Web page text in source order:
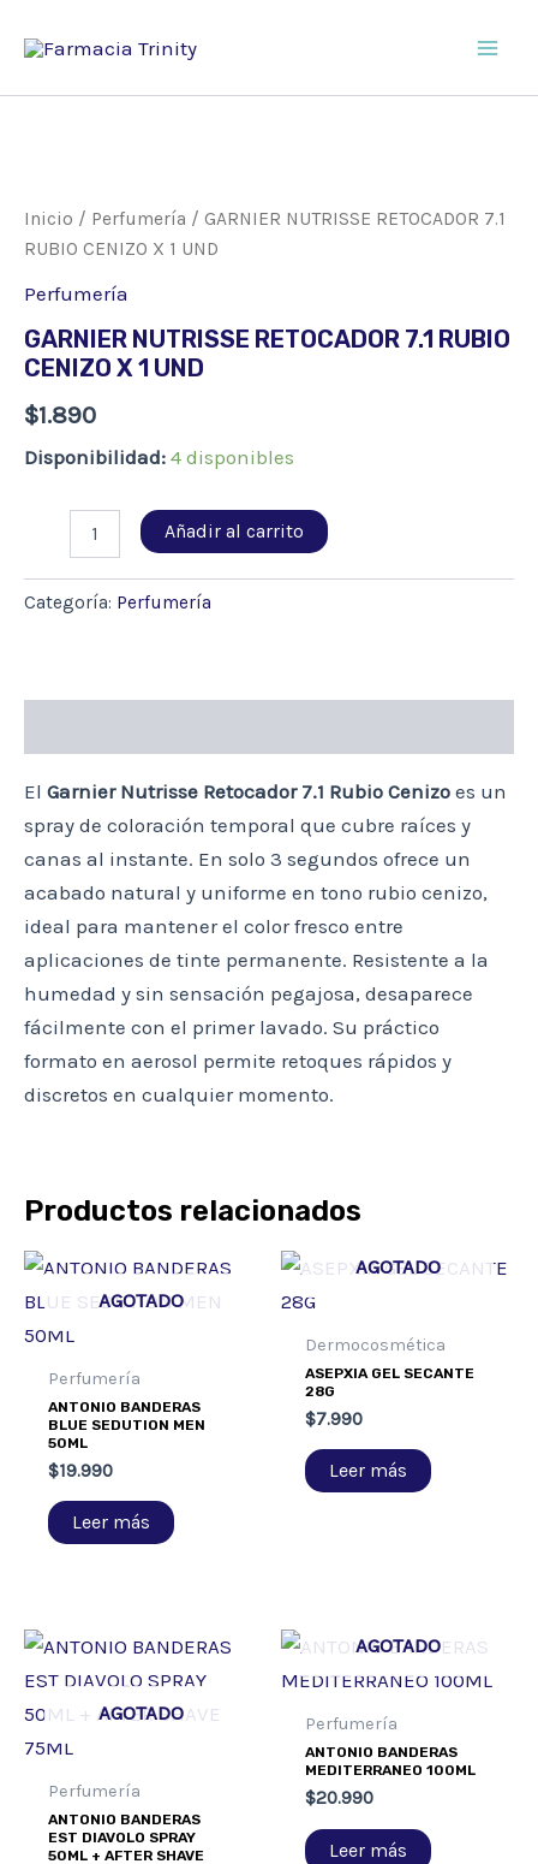
Inicio / Perfumería / GARNIER NUTRISSE RETOCADOR 7.1
RUBIO CENIZO X 1 UND
Perfumería
GARNIER NUTRISSE RETOCADOR 7.1 RUBIO
CENIZO X 1 UND
$1.890
Disponibilidad: 4 disponibles
NUTRISSE
7.1
RUBIO
Añadir al carrito
Categoría: Perfumería
El Garnier Nutrisse Retocador 7.1 Rubio Cenizo es un
spray de coloración temporal que cubre raíces y
canas al instante. En solo 3 segundos ofrece un
acabado natural y uniforme en tono rubio cenizo,
ideal para mantener el color fresco entre
aplicaciones de tinte permanente. Resistente a la
humedad y sin sensación pegajosa, desaparece
fácilmente con el primer lavado. Su práctico
formato en aerosol permite retoques rápidos y
discretos en cualquier momento.
Productos relacionados
AGOTADO
Perfumería
ANTONIO BANDERAS
BLUE SEDUTION MEN
50ML
$19.990
Leer más
AGOTADO
Dermocosmética
ASEPXIA GEL SECANTE
28G
$7.990
Leer más
AGOTADO
Perfumería
ANTONIO BANDERAS
EST DIAVOLO SPRAY
50ML + AFTER SHAVE
AGOTADO
Perfumería
ANTONIO BANDERAS
MEDITERRANEO 100ML
$20.990
Leer más